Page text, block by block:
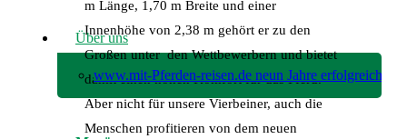
Über uns
www.mit-Pferden-reisen.de neun Jahre erfolgreich!
m Länge, 1,70 m Breite und einer
Innenhöhe von 2,38 m gehört er zu den
Großen unter den Wettbewerbern und bietet
damit einen hohen Komfort für das Pferd.
Aber nicht für unsere Vierbeiner, auch die
Menschen profitieren von dem neuen